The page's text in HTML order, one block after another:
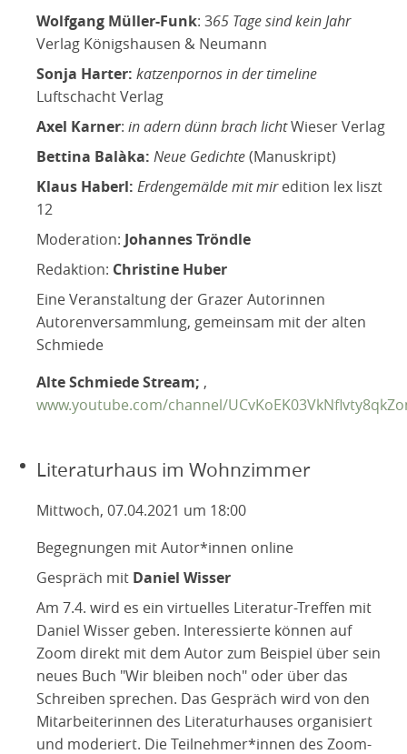
Wolfgang Müller-Funk: 365 Tage sind kein Jahr
Verlag Königshausen & Neumann
Sonja Harter: katzenpornos in der timeline
Luftschacht Verlag
Axel Karner: in adern dünn brach lichtWieser Verlag
Bettina Balàka: Neue Gedichte(Manuskript)
Klaus Haberl: Erdengemälde mit miredition lex liszt
12
Moderation: Johannes Tröndle
Redaktion: Christine Huber
Eine Veranstaltung der Grazer Autorinnen
Autorenversammlung, gemeinsam mit der alten
Schmiede
Alte Schmiede Stream; ,
www.youtube.com/channel/
Literaturhaus im Wohnzimmer
Mittwoch, 07.04.2021 um 18:00
Begegnungen mit Autor*innen online
Gespräch mit Daniel Wisser
Am 7.4. wird es ein virtuelles Literatur-Treffen mit
Daniel Wisser geben. Interessierte können auf
Zoom direkt mit dem Autor zum Beispiel über sein
neues Buch "Wir bleiben noch" oder über das
Schreiben sprechen. Das Gespräch wird von den
Mitarbeiterinnen des Literaturhauses organisiert
und moderiert. Die Teilnehmer*innen des Zoom-